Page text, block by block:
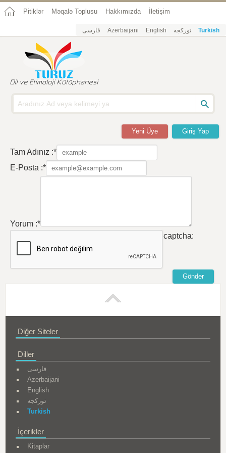
Pitiklər Məqalə Toplusu Hakkımızda İletişim
فارسی Azerbaijani English تورکجه Turkish
Giriş Yap
Yeni Üye
Tam Adınız :*
E-Posta :*
Yorum :*
captcha:
Diğer Siteler
Diller
فارسی
Azerbaijani
English
تورکجه
Turkish
İçerikler
Kitaplar